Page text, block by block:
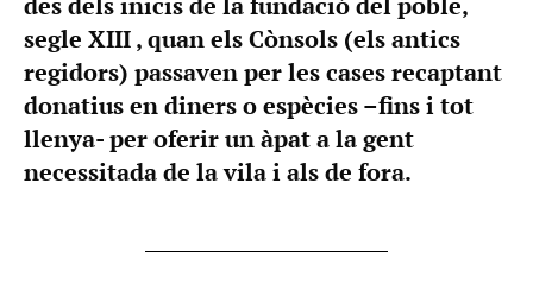
segle XIII , quan els Cònsols (els antics
regidors) passaven per les cases recaptant
donatius en diners o espècies –fins i tot
llenya- per oferir un àpat a la gent
necessitada de la vila i als de fora.